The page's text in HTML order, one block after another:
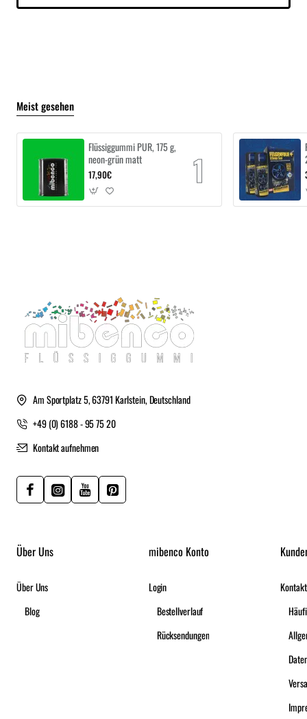
Meist gesehen
Flüssiggummi PUR, 175 g,
neon-grün matt
17,90€
Am Sportplatz 5, 63791 Karlstein, Deutschland
+49 (0) 6188 - 95 75 20
Kontakt aufnehmen
Über Uns
Über Uns
Blog
mibenco Konto
Login
Bestellverlauf
Rücksendungen
Kontakt